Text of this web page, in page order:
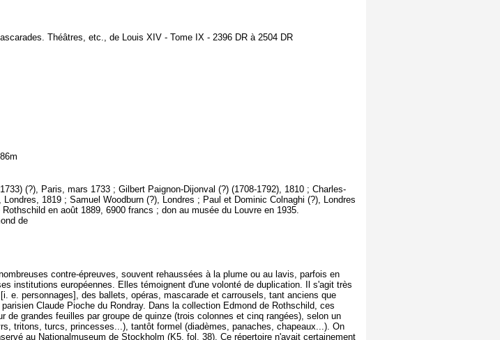
Théâtres, etc., de Louis XIV - Tome IX - 2396 DR à 2504 DR
(?), Paris, mars 1733 ; Gilbert Paignon-Dijonval (?) (1708-1792), 1810 ; Charles-
1819 ; Samuel Woodburn (?), Londres ; Paul et Dominic Colnaghi (?), Londres
en août 1889, 6900 francs ; don au musée du Louvre en 1935.
de
contre-épreuves, souvent rehaussées à la plume ou au lavis, parfois en
institutions européennes. Elles témoignent d'une volonté de duplication. Il s'agit très
e. personnages], des ballets, opéras, mascarade et carrousels, tant anciens que
Claude Pioche du Rondray. Dans la collection Edmond de Rothschild, ces
de grandes feuilles par groupe de quinze (trois colonnes et cinq rangées), selon un
tritons, turcs, princesses...), tantôt formel (diadèmes, panaches, chapeaux...). On
au Nationalmuseum de Stockholm (K5, fol. 38). Ce répertoire n'avait certainement